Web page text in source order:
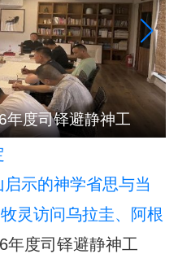
年度司铎避静神工
示的神学省思与当
灵访问乌拉圭、阿根
年度司铎避静神工